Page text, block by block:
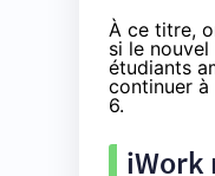
À ce titre,
si le
étudiants
continuer à
6.
iWork